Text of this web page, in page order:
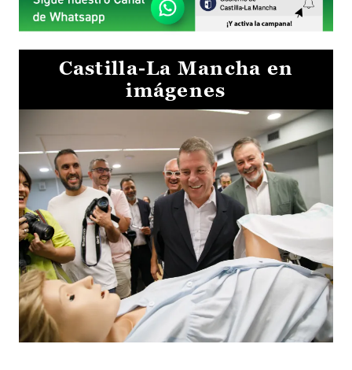
Castilla-La Mancha en
imágenes